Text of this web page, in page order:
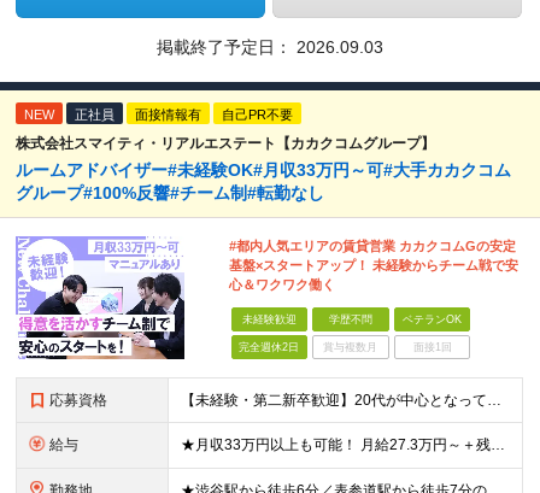
掲載終了予定日： 2026.09.03
NEW 正社員 面接情報有 自己PR不要
株式会社スマイティ・リアルエステート【カカクコムグループ】
ルームアドバイザー#未経験OK#月収33万円～可#大手カカクコム
グループ#100%反響#チーム制#転勤なし
#都内人気エリアの賃貸営業 カカクコムGの安定
基盤×スタートアップ！ 未経験からチーム戦で安
心＆ワクワク働く
未経験歓迎 学歴不問 ベテランOK
完全週休2日 賞与複数月 面接1回
応募資格 【未経験・第二新卒歓迎】20代が中心となって活躍中！ ●基本的なPC操作ができる方 ●学歴不問 ★接客や販売など、人と関わる業務経験がある方は大歓迎！（アルバイト経験でもOKです） ★個人戦より、チー
給与 ★月収33万円以上も可能！ 月給27.3万円～＋残業代全額＋インセンティブ＋各種手当 ※経験・スキルを考慮し決定します。 ※試用期間6ヶ月間の給与や待遇に差異はございません。 ※残業代は、1分単位